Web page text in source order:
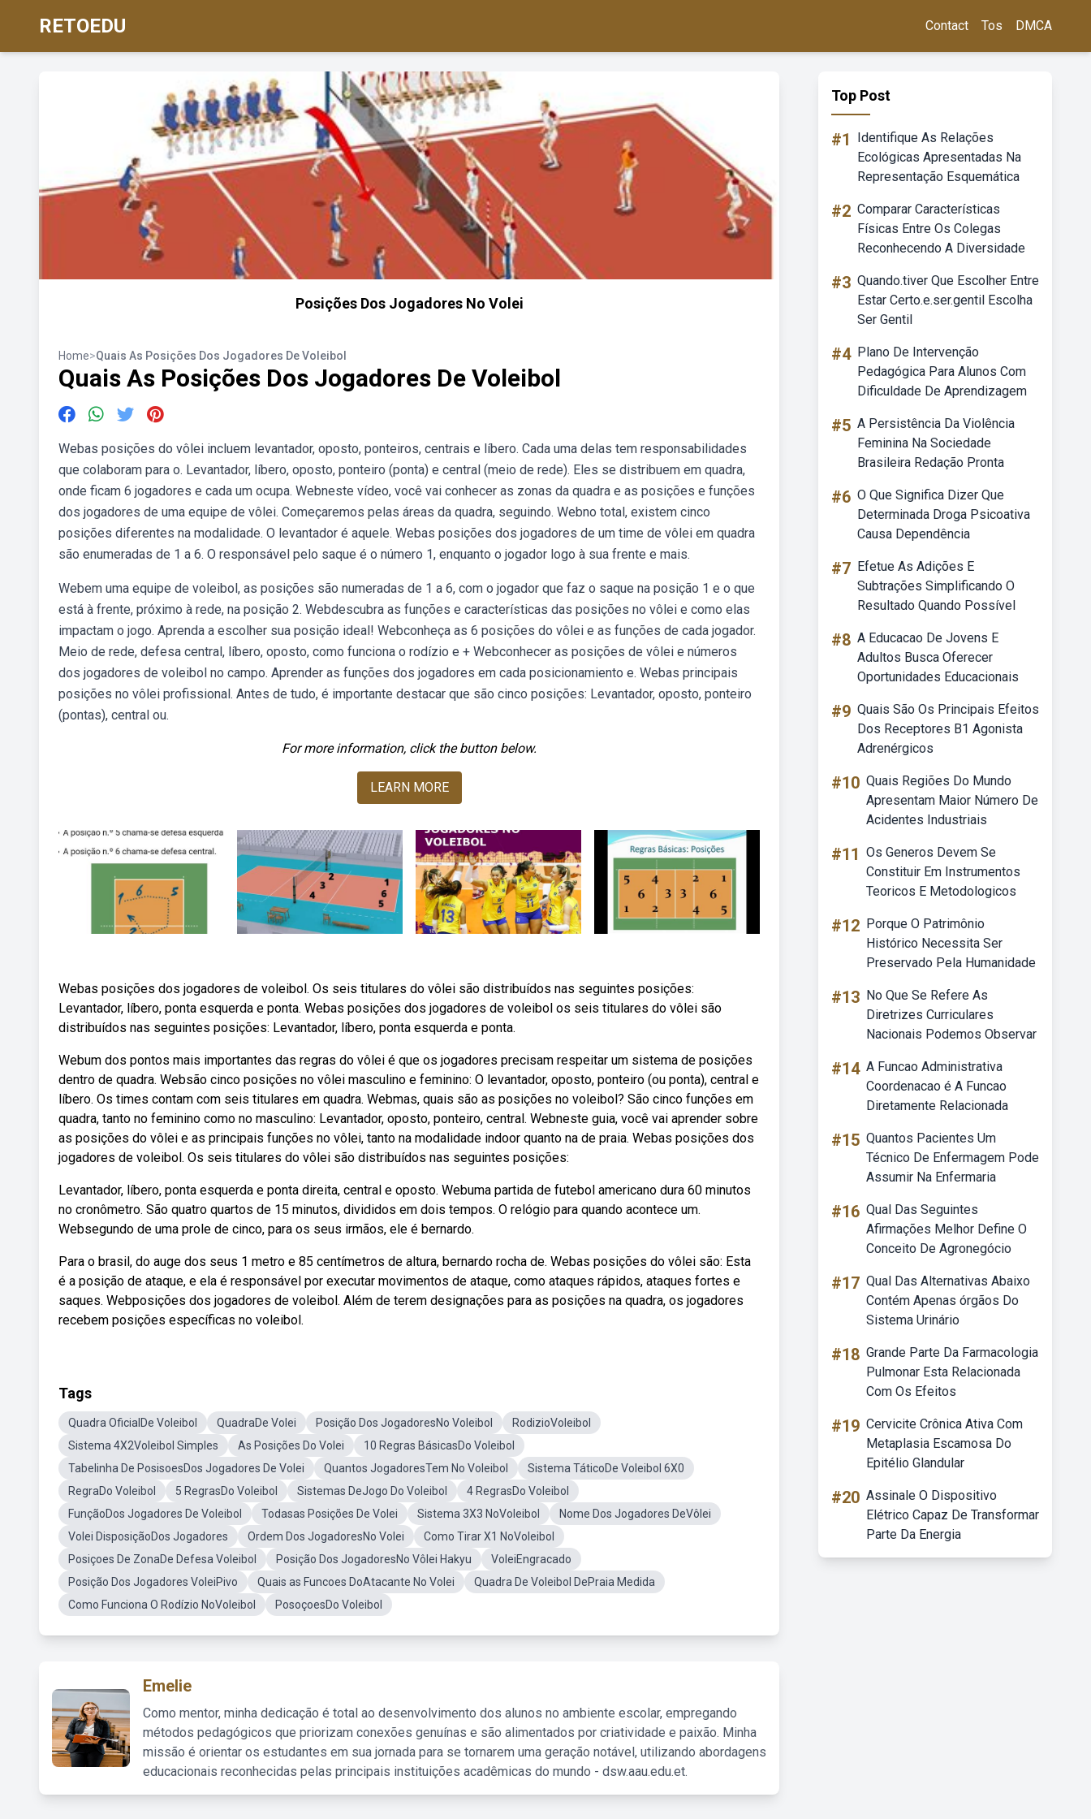
RETOEDU Contact Tos DMCA
Posições Dos Jogadores No Volei
Home>Quais As Posições Dos Jogadores De Voleibol
Quais As Posições Dos Jogadores De Voleibol
Webas posições do vôlei incluem levantador, oposto, ponteiros, centrais e líbero. Cada uma delas tem responsabilidades
que colaboram para o. Levantador, líbero, oposto, ponteiro (ponta) e central (meio de rede). Eles se distribuem em quadra,
onde ficam 6 jogadores e cada um ocupa. Webneste vídeo, você vai conhecer as zonas da quadra e as posições e funções
dos jogadores de uma equipe de vôlei. Começaremos pelas áreas da quadra, seguindo. Webno total, existem cinco
posições diferentes na modalidade. O levantador é aquele. Webas posições dos jogadores de um time de vôlei em quadra
são enumeradas de 1 a 6. O responsável pelo saque é o número 1, enquanto o jogador logo à sua frente e mais.
Webem uma equipe de voleibol, as posições são numeradas de 1 a 6, com o jogador que faz o saque na posição 1 e o que
está à frente, próximo à rede, na posição 2. Webdescubra as funções e características das posições no vôlei e como elas
impactam o jogo. Aprenda a escolher sua posição ideal! Webconheça as 6 posições do vôlei e as funções de cada jogador.
Meio de rede, defesa central, líbero, oposto, como funciona o rodízio e + Webconhecer as posições de vôlei e números
dos jogadores de voleibol no campo. Aprender as funções dos jogadores em cada posicionamiento e. Webas principais
posições no vôlei profissional. Antes de tudo, é importante destacar que são cinco posições: Levantador, oposto, ponteiro
(pontas), central ou.
For more information, click the button below.
LEARN MORE
Webas posições dos jogadores de voleibol. Os seis titulares do vôlei são distribuídos nas seguintes posições:
Levantador, líbero, ponta esquerda e ponta. Webas posições dos jogadores de voleibol os seis titulares do vôlei são
distribuídos nas seguintes posições: Levantador, líbero, ponta esquerda e ponta.
Webum dos pontos mais importantes das regras do vôlei é que os jogadores precisam respeitar um sistema de posições
dentro de quadra. Websão cinco posições no vôlei masculino e feminino: O levantador, oposto, ponteiro (ou ponta), central e
líbero. Os times contam com seis titulares em quadra. Webmas, quais são as posições no voleibol? São cinco funções em
quadra, tanto no feminino como no masculino: Levantador, oposto, ponteiro, central. Webneste guia, você vai aprender sobre
as posições do vôlei e as principais funções no vôlei, tanto na modalidade indoor quanto na de praia. Webas posições dos
jogadores de voleibol. Os seis titulares do vôlei são distribuídos nas seguintes posições:
Levantador, líbero, ponta esquerda e ponta direita, central e oposto. Webuma partida de futebol americano dura 60 minutos
no cronômetro. São quatro quartos de 15 minutos, divididos em dois tempos. O relógio para quando acontece um.
Websegundo de uma prole de cinco, para os seus irmãos, ele é bernardo.
Para o brasil, do auge dos seus 1 metro e 85 centímetros de altura, bernardo rocha de. Webas posições do vôlei são: Esta
é a posição de ataque, e ela é responsável por executar movimentos de ataque, como ataques rápidos, ataques fortes e
saques. Webposições dos jogadores de voleibol. Além de terem designações para as posições na quadra, os jogadores
recebem posições específicas no voleibol.
Tags
Quadra OficialDe Voleibol QuadraDe Volei Posição Dos JogadoresNo Voleibol
RodizioVoleibol
Sistema 4X2Voleibol Simples
As Posições Do Volei
10 Regras BásicasDo Voleibol
Tabelinha De PosisoesDos Jogadores De Volei
Quantos JogadoresTem No Voleibol
Sistema TáticoDe Voleibol 6X0
RegraDo Voleibol
5 RegrasDo Voleibol Sistemas DeJogo Do Voleibol
4 RegrasDo Voleibol
FunçãoDos Jogadores De Voleibol
Todasas Posições De Volei Sistema 3X3 NoVoleibol
Nome Dos Jogadores DeVôlei
Volei DisposiçãoDos Jogadores
Ordem Dos JogadoresNo Volei
Como Tirar X1 NoVoleibol
Posiçoes De ZonaDe Defesa Voleibol
Posição Dos JogadoresNo Vôlei Hakyu
VoleiEngracado
Posição Dos Jogadores VoleiPivo
Quais as Funcoes DoAtacante No Volei
Quadra De Voleibol DePraia Medida
Como Funciona O Rodízio NoVoleibol
PosoçoesDo Voleibol
Emelie
Como mentor, minha dedicação é total ao desenvolvimento dos alunos no ambiente escolar, empregando
métodos pedagógicos que priorizam conexões genuínas e são alimentados por criatividade e paixão. Minha
missão é orientar os estudantes em sua jornada para se tornarem uma geração notável, utilizando abordagens
educacionais reconhecidas pelas principais instituições acadêmicas do mundo - dsw.aau.edu.et.
Top Post
#1
Identifique As Relações
Ecológicas Apresentadas Na
Representação Esquemática
#2 Comparar Características
Físicas Entre Os Colegas
Reconhecendo A Diversidade
#3 Quando.tiver Que Escolher Entre
Estar Certo.e.ser.gentil Escolha
Ser Gentil
#4 Plano De Intervenção
Pedagógica Para Alunos Com
Dificuldade De Aprendizagem
#5 A Persistência Da Violência
Feminina Na Sociedade
Brasileira Redação Pronta
#6 O Que Significa Dizer Que
Determinada Droga Psicoativa
Causa Dependência
#7 Efetue As Adições E
Subtrações Simplificando O
Resultado Quando Possível
#8 A Educacao De Jovens E
Adultos Busca Oferecer
Oportunidades Educacionais
#9 Quais São Os Principais Efeitos
Dos Receptores B1 Agonista
Adrenérgicos
#10 Quais Regiões Do Mundo
Apresentam Maior Número De
Acidentes Industriais
#11 Os Generos Devem Se
Constituir Em Instrumentos
Teoricos E Metodologicos
#12 Porque O Patrimônio
Histórico Necessita Ser
Preservado Pela Humanidade
#13 No Que Se Refere As
Diretrizes Curriculares
Nacionais Podemos Observar
#14 A Funcao Administrativa
Coordenacao é A Funcao
Diretamente Relacionada
#15 Quantos Pacientes Um
Técnico De Enfermagem Pode
Assumir Na Enfermaria
#16 Qual Das Seguintes
Afirmações Melhor Define O
Conceito De Agronegócio
#17 Qual Das Alternativas Abaixo
Contém Apenas órgãos Do
Sistema Urinário
#18 Grande Parte Da Farmacologia
Pulmonar Esta Relacionada
Com Os Efeitos
#19 Cervicite Crônica Ativa Com
Metaplasia Escamosa Do
Epitélio Glandular
#20 Assinale O Dispositivo
Elétrico Capaz De Transformar
Parte Da Energia